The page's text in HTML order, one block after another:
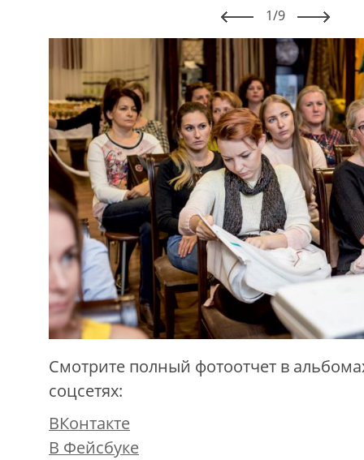
1/9
Смотрите полный фотоотчет в
соцсетях:
ВКонтакте
В Фейсбуке